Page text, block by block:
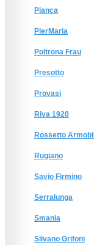
Pianca
PierMaria
Poltrona Frau
Presotto
Provasi
Riva 1920
Rossetto Armobil
Rugiano
Savio Firmino
Serralunga
Smania
Silvano Grifoni